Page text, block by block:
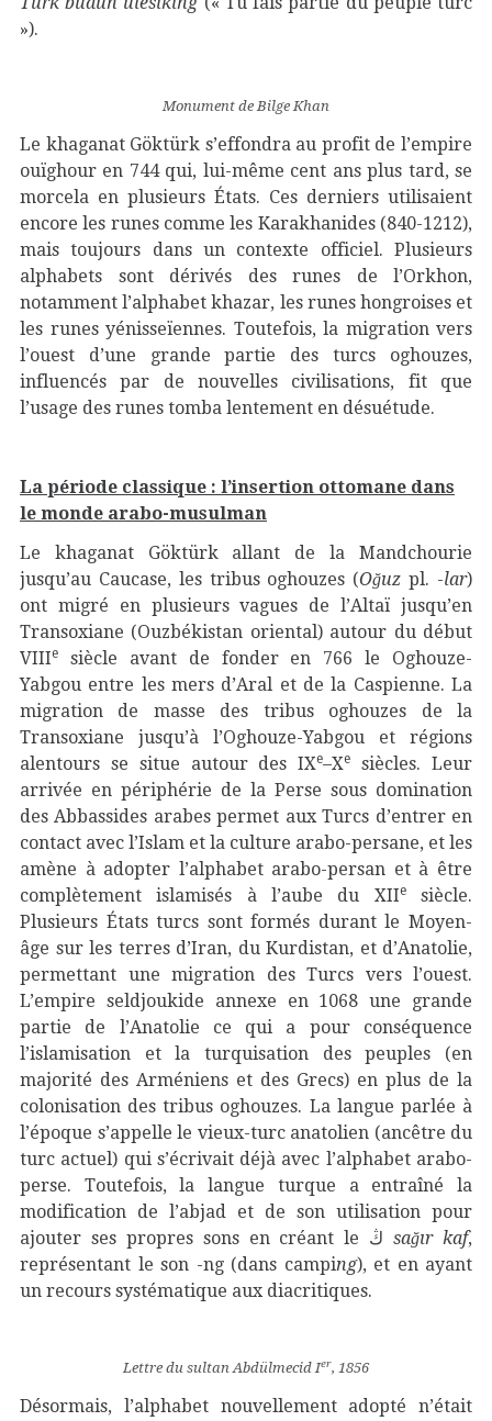
»).
Monument de Bilge Khan
Le khaganat Göktürk s’effondra au profit de l’empire
ouïghour en 744 qui, lui-même cent ans plus tard, se
morcela en plusieurs États. Ces derniers utilisaient
encore les runes comme les Karakhanides (840-1212),
mais toujours dans un contexte officiel. Plusieurs
alphabets sont dérivés des runes de l’Orkhon,
notamment l’alphabet khazar, les runes hongroises et
les runes yénisseïennes. Toutefois, la migration vers
l’ouest d’une grande partie des turcs oghouzes,
influencés par de nouvelles civilisations, fit que
l’usage des runes tomba lentement en désuétude.
La période classique : l’insertion ottomane dans
le monde arabo-musulman
Le khaganat Göktürk allant de la Mandchourie
jusqu’au Caucase, les tribus oghouzes (Oğuzpl. -lar)
ont migré en plusieurs vagues de l’Altaï jusqu’en
Transoxiane (Ouzbékistan oriental) autour du début
VIIIe
siècle avant de fonder en 766 le Oghouze-
Yabgou entre les mers d’Aral et de la Caspienne. La
migration de masse des tribus oghouzes de la
Transoxiane jusqu’à l’Oghouze-Yabgou et régions
alentours se situe autour des IXe–Xe
siècles. Leur
arrivée en périphérie de la Perse sous domination
des Abbassides arabes permet aux Turcs d’entrer en
contact avec l’Islam et la culture arabo-persane, et les
amène à adopter l’alphabet arabo-persan et à être
complètement islamisés à l’aube du XIIesiècle.
Plusieurs États turcs sont formés durant le Moyen-
âge sur les terres d’Iran, du Kurdistan, et d’Anatolie,
permettant une migration des Turcs vers l’ouest.
L’empire seldjoukide annexe en 1068 une grande
partie de l’Anatolie ce qui a pour conséquence
l’islamisation et la turquisation des peuples (en
majorité des Arméniens et des Grecs) en plus de la
colonisation des tribus oghouzes. La langue parlée à
l’époque s’appelle le vieux-turc anatolien (ancêtre du
turc actuel) qui s’écrivait déjà avec l’alphabet arabo-
perse. Toutefois, la langue turque a entraîné la
modification de l’abjad et de son utilisation pour
ajouter ses propres sons en créant le ڭsağır kaf,
représentant le son -ng (dans camping), et en ayant
un recours systématique aux diacritiques.
Lettre du sultan Abdülmecid Ier, 1856
Désormais, l’alphabet nouvellement adopté n’était